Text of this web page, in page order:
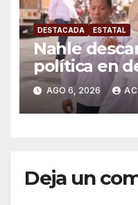
DESTACADA ESTATAL
Nahle
política en
alcaldes
AGO 6, 2026
Deja un